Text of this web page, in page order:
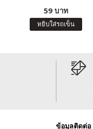
59 บาท
หยิบใส่รถเข็น
ข้อมูลติดต่อ